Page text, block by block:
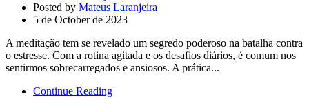
Posted by Mateus Laranjeira
5 de October de 2023
A meditação tem se revelado um segredo poderoso na batalha contra
o estresse. Com a rotina agitada e os desafios diários, é comum nos
sentirmos sobrecarregados e ansiosos. A prática...
Continue Reading